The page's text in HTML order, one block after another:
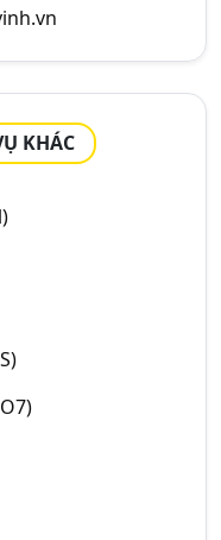
KHÁC